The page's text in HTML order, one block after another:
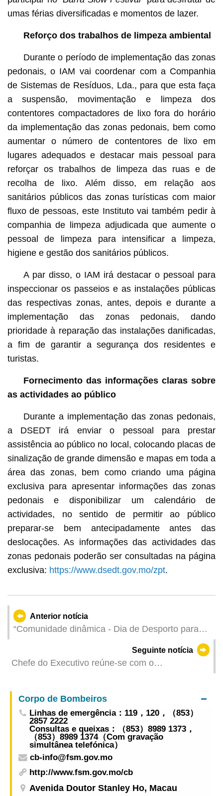
umas férias diversificadas e momentos de lazer.
Reforço dos trabalhos de limpeza ambiental
Durante o período de implementação das zonas
pedonais, o IAM vai coordenar com a Companhia
de Sistemas de Resíduos, Lda., para que esta faça
a suspensão, movimentação e limpeza dos
contentores compactadores de lixo fora do horário
da implementação das zonas pedonais, bem como
aumentar o número de contentores de lixo em
lugares adequados e destacar mais pessoal para
reforçar os trabalhos de limpeza das ruas e de
recolha de lixo. Além disso, em relação aos
sanitários públicos das zonas turísticas com maior
fluxo de pessoas, este Instituto vai também pedir à
companhia de limpeza adjudicada que aumente o
pessoal de limpeza para intensificar a limpeza,
higiene e gestão dos sanitários públicos.
A par disso, o IAM irá destacar o pessoal para
inspeccionar os passeios e as instalações públicas
das respectivas zonas, antes, depois e durante a
implementação das zonas pedonais, dando
prioridade à reparação das instalações danificadas,
a fim de garantir a segurança dos residentes e
turistas.
Fornecimento das informações claras sobre
as actividades ao público
Durante a implementação das zonas pedonais,
a DSEDT irá enviar o pessoal para prestar
assistência ao público no local, colocando placas de
sinalização de grande dimensão e mapas em toda a
área das zonas, bem como criando uma página
exclusiva para apresentar informações das zonas
pedonais e disponibilizar um calendário de
actividades, no sentido de permitir ao público
preparar-se bem antecipadamente antes das
deslocações. As informações das actividades das
zonas pedonais poderão ser consultadas na página
exclusiva: https://www.dsedt.gov.mo/zpt.
Anterior notícia
“Comunidade dinâmica - Dia de Desporto para
Jardim do Mercado do Iao HonSeguinte notícia
Chefe do Executivo reúne-se com o
Genebra e outras organizações internacionais na
Suíça
Corpo de Bombeiros
Linhas de emergência：119，120，（853）
2857 2222
Consultas e queixas：（853）8989 1373，
（853）8989 1374（Com gravação
simultânea telefónica）
cb-info@fsm.gov.mo
http://www.fsm.gov.mo/cb
Avenida Doutor Stanley Ho, Macau